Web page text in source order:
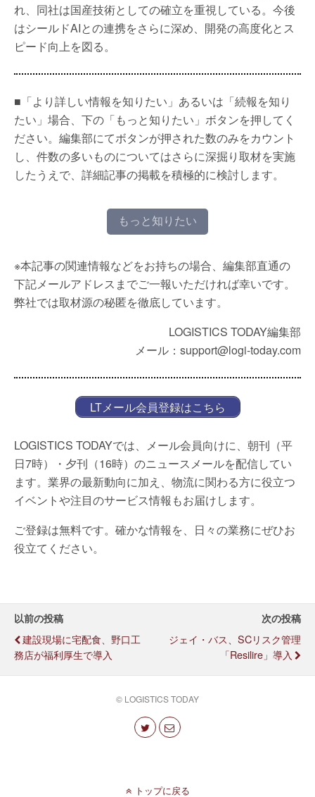
れ、同社は国産技術としての確立を重視している。今後
はシールドAIとの連携をさらに深め、開発の高度化とス
ピード向上を図る。
■「より詳しい情報を知りたい」あるいは「続報を知り
たい」場合、下の「もっと知りたい」ボタンを押してく
ださい。編集部にてボタンが押された数のみをカウント
し、件数の多いものについてはさらに深掘り取材を実施
したうえで、詳細記事の掲載を積極的に検討します。
もっと知りたい
※本記事の関連情報などをお持ちの場合、編集部直通の
下記メールアドレスまでご一報いただければ幸いです。
弊社では取材源の秘匿を徹底しています。
LOGISTICS TODAY編集部
メール：support@logi-today.com
LTメール会員登録はこちら
LOGISTICS TODAYでは、メール会員向けに、朝刊（平
日7時）・夕刊（16時）のニュースメールを配信してい
ます。業界の最新動向に加え、物流に関わる方に役立つ
イベントや注目のサービス情報もお届けします。
ご登録は無料です。確かな情報を、日々の業務にぜひお
役立てください。
以前の投稿
建設現場に宅配食、野口工
務店が福利厚生で導入
次の投稿
ジェイ・バス、SCリスク管理
「Resilire」導入
© LOGISTICS TODAY
トップに戻る